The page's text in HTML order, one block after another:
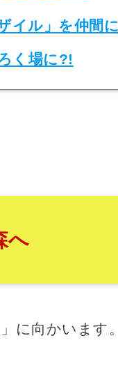
イル」を仲間に
く場に?!
へ
に向かいます。